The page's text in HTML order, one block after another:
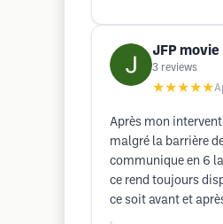
JFP movie
3 reviews
★★★★★
Après mon
malgré la barrière
communique en 6
ce rend toujours
ce soit avant et